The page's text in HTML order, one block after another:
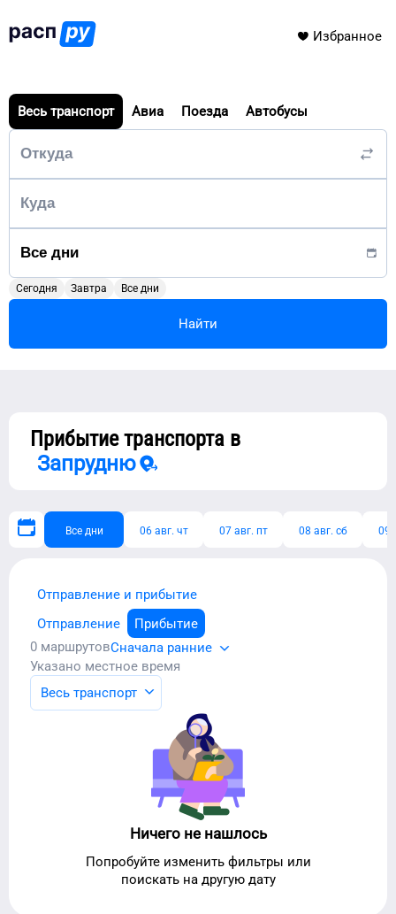
Избранное
Весь транспорт Авиа Поезда Автобусы
Сегодня Завтра Все дни
Найти
Прибытие транспорта в
Запрудню
Все дни 06 авг. чт 07 авг. пт 08 авг. сб 09
Отправление и прибытие
Отправление
Прибытие
0 маршрутовСначала ранние
Указано местное время
Весь транспорт
Ничего не нашлось
Попробуйте изменить фильтры или
поискать на другую дату